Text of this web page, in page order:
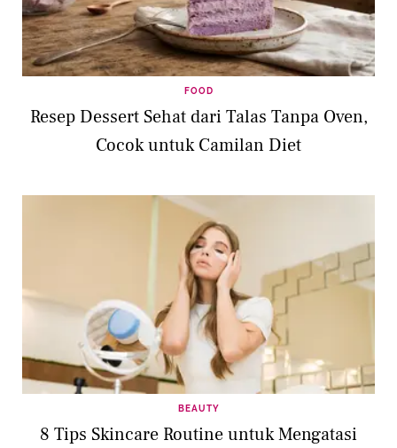
FOOD
Resep Dessert Sehat dari Talas Tanpa Oven,
Cocok untuk Camilan Diet
BEAUTY
8 Tips Skincare Routine untuk Mengatasi